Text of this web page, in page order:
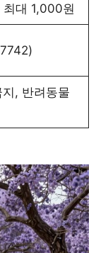
대 1,000원
, 반려동물